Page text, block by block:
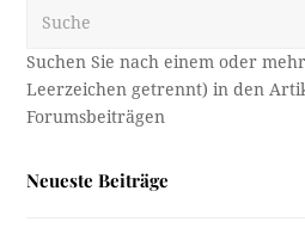
Neueste Beiträge